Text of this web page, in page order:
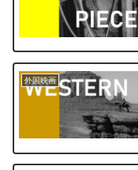
外国映画